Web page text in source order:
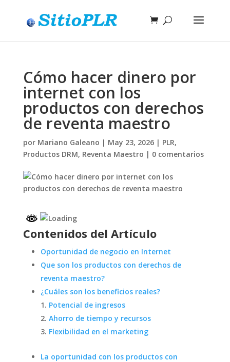
Cómo hacer dinero por
internet con los
productos con derechos
de reventa maestro
por Mariano Galeano | May 23, 2026| PLR,
Productos DRM, Reventa Maestro | 0 comentarios
Contenidos del Artículo
Oportunidad de negocio en Internet
Que son los productos con derechos de
reventa maestro?
¿Cuáles son los beneficios reales?
Potencial de ingresos
Ahorro de tiempo y recursos
Flexibilidad en el marketing
La oportunidad con los productos con